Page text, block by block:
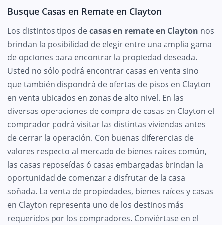
Busque Casas en Remate en Clayton
Los distintos tipos decasas en remate en Clayton nos
brindan la posibilidad de elegir entre una amplia gama
de opciones para encontrar la propiedad deseada.
Usted no sólo podrá encontrar casas en venta sino
que también dispondrá de ofertas de pisos en Clayton
en venta ubicados en zonas de alto nivel. En las
diversas operaciones de compra de casas en Clayton el
comprador podrá visitar las distintas viviendas antes
de cerrar la operación. Con buenas diferencias de
valores respecto al mercado de bienes raíces común,
las casas reposeídas ó casas embargadas brindan la
oportunidad de comenzar a disfrutar de la casa
soñada. La venta de propiedades, bienes raíces y casas
en Clayton representa uno de los destinos más
requeridos por los compradores. Conviértase en el